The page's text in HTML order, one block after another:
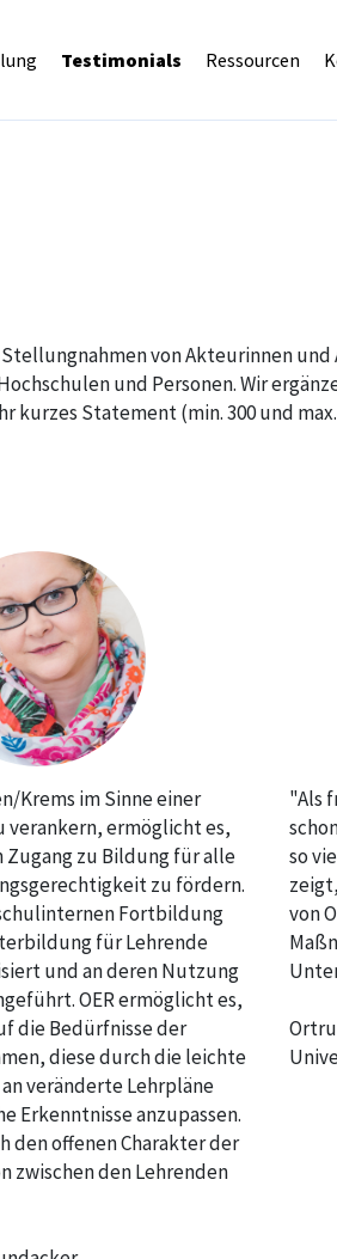
Testimonials Ressourcen
von Akteurinnen
und Personen. Wir
Statement (min. 300 und
Krems im Sinne einer
verankern, ermöglicht es,
Zugang zu Bildung für alle
zu fördern.
Fortbildung
für Lehrende
und an deren Nutzung
OER ermöglicht es,
die Bedürfnisse der
diese durch die leichte
veränderte Lehrpläne
Erkenntnisse anzupassen.
den offenen Charakter der
zwischen den Lehrenden
"Als
so
von